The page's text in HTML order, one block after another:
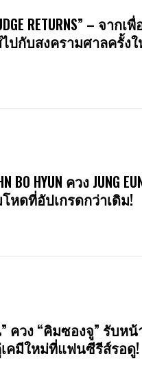
RETURNS” – จาก
ปกับสงครามศาลครั้ง
BO HYUN ควง JUNG
หดที่อัปเกรดกว่าเดิม!
ควง “คิมซองจู” รับห
คู่เคมีใหม่ที่แฟนซีรีส์รอดู!